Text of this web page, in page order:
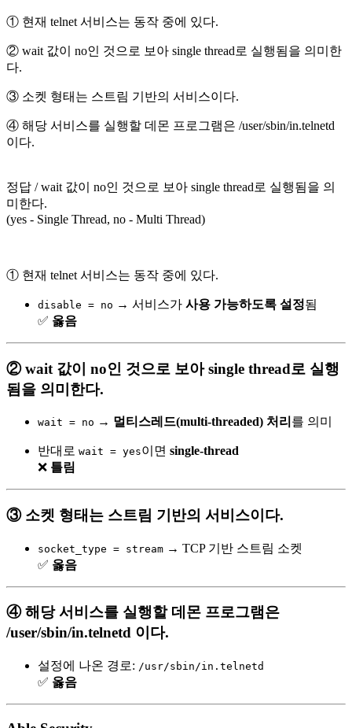
① 현재 telnet 서비스는 동작 중에 있다.
② wait 값이 no인 것으로 보아 single thread로 실행됨을 의미한
다.
③ 소켓 형태는 스트림 기반의 서비스이다.
④ 해당 서비스를 실행할 데몬 프로그램은 /user/sbin/in.telnetd
이다.
정답 / wait 값이 no인 것으로 보아 single thread로 실행됨을 의
미한다.
(yes - Single Thread, no - Multi Thread)
① 현재 telnet 서비스는 동작 중에 있다.
disable = no → 서비스가 사용 가능하도록 설정됨
✅ 옳음
② wait 값이 no인 것으로 보아 single thread로 실행
됨을 의미한다.
wait = no → 멀티스레드(multi-threaded) 처리 를 의미
반대로 wait = yes이면 single-thread
❌ 틀림
③ 소켓 형태는 스트림 기반의 서비스이다.
socket_type = stream → TCP 기반 스트림 소켓
✅ 옳음
④ 해당 서비스를 실행할 데몬 프로그램은
/user/sbin/in.telnetd 이다.
설정에 나온 경로: /usr/sbin/in.telnetd
✅ 옳음